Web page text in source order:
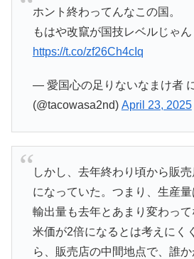
ホント終わってんなこの国。
もはや改竄が国技レベルじゃん
https://t.co/zf26Ch4cIq
— 愛国心の足りないなまけ者
(@tacowasa2nd) April 23, 2025
しかし、去年終わり頃から販
になっていた。つまり、生産量
輸出量も去年とあまり変わっ
米価が2倍になるとは考えにく
ら、販売店の中間地点で、誰